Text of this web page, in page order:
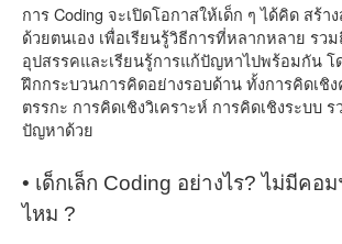
การ Coding จะเปิดโอกาสให้เด็ก ๆ ได้คิด สร้า
ด้วยตนเอง เพื่อเรียนรู้วิธีการที่หลากหลาย รว
อุปสรรคและเรียนรู้การแก้ปัญหาไปพร้อมกัน โ
ฝึกกระบวนการคิดอย่างรอบด้าน ทั้งการคิดเชิ
ตรรกะ การคิดเชิงวิเคราะห์ การคิดเชิงระบบ
ปัญหาด้วย
• เด็กเล็ก Coding อย่างไร? ไม่มีคอ
ไหม ?